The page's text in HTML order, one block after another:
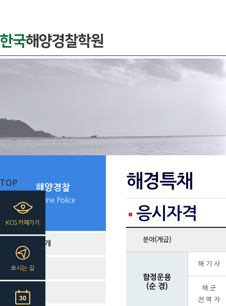
해양경찰
Marine Police
해양경찰소개
해경공채
해경특채
해경특채
응시자격
분야(계급)
함정운용
(순 경)
해 기 사
해 군
전 역 자
KCG 카페가기
오시는 길
TOP